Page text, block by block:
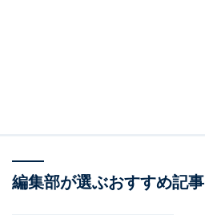
編集部が選ぶおすすめ記事